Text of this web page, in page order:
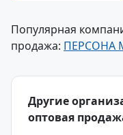
Популярная
продажа: ПЕРСОНА
Другие
оптовая